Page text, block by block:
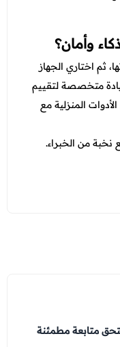
وأمان؟
ثم اختاري الجهاز
متخصصة لتقييم
المنزلية مع
من الخبراء.
متابعة مطمئنة